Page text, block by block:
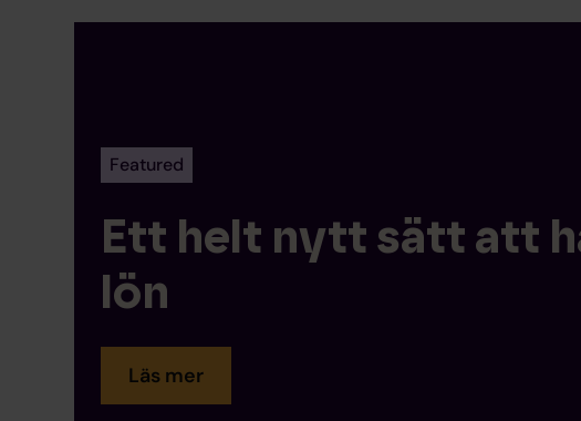
Featured
Ett helt nytt sätt att
lön
Läs mer